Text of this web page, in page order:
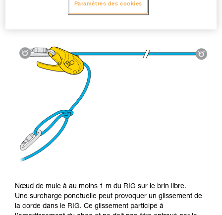
poignée en position c (maintien au travail).
Nœud de mule à au moins 1 m du RIG sur le brin libre.
Une surcharge ponctuelle peut provoquer un glissement de
la corde dans le RIG. Ce glissement participe à
Paramètres des cookies